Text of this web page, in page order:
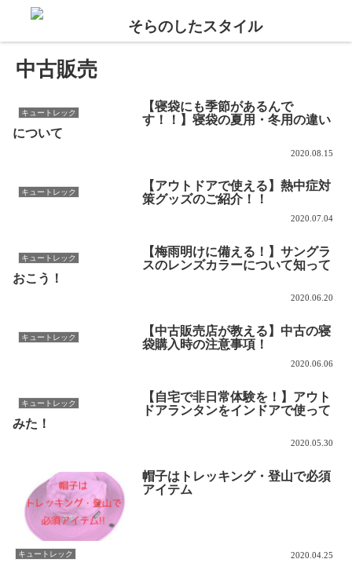
中古販売
キュートレック
【寝袋にも季節があるんで
す！！】寝袋の夏用・冬用の違い
について
2020.08.15
キュートレック
【アウトドアで使える】熱中症対
策グッズのご紹介！！
2020.07.04
キュートレック
【梅雨明けに備える！】サングラ
スのレンズカラーについて知って
おこう！
2020.06.20
キュートレック
【中古販売店が教える】中古の寝
袋購入時の注意事項！
2020.06.06
キュートレック
【自宅で非日常体験を！】アウト
ドアランタンをインドアで使って
みた！
2020.05.30
キュートレック
帽子はトレッキング・登山で必須
アイテム
2020.04.25